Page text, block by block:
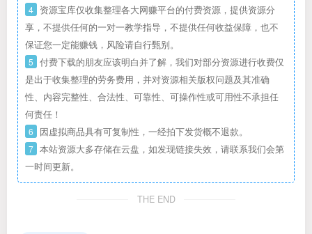
4 资源宝库仅收集整理各大网赚平台的付费资源，提供资源分
享，不提供任何的一对一教学指导，不提供任何收益保障，也不
保证您一定能赚钱，风险请自行甄别。
5 付费下载的朋友应该明白并了解，我们对部分资源进行收费仅
是出于收集整理的劳务费用，并对资源相关版权问题及其准确
性、内容完整性、合法性、可靠性、可操作性或可用性不承担任
何责任！
6 因虚拟商品具有可复制性，一经拍下发货概不退款。
7 本站资源大多存储在云盘，如发现链接失效，请联系我们会第
一时间更新。
THE END